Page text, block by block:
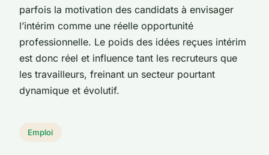
parfois la motivation des candidats à envisager
l’intérim comme une réelle opportunité
professionnelle. Le poids des idées reçues intérim
est donc réel et influence tant les recruteurs que
les travailleurs, freinant un secteur pourtant
dynamique et évolutif.
Emploi